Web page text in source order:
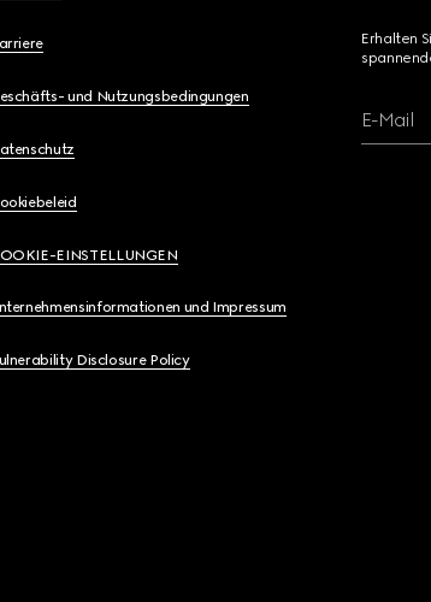
und Nutzungsbedingungen
EINSTELLUNGEN
und Impressum
Disclosure Policy
Erhalten
E-Mail